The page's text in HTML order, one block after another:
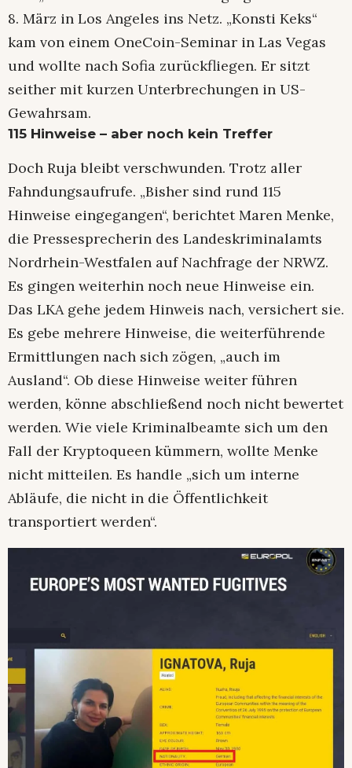
8. März in Los Angeles ins Netz. „Konsti Keks“
kam von einem OneCoin-Seminar in Las Vegas
und wollte nach Sofia zurückfliegen. Er sitzt
seither mit kurzen Unterbrechungen in US-
Gewahrsam.
115 Hinweise – aber noch kein Treffer
Doch Ruja bleibt verschwunden. Trotz aller
Fahndungsaufrufe. „Bisher sind rund 115
Hinweise eingegangen“, berichtet Maren Menke,
die Pressesprecherin des Landeskriminalamts
Nordrhein-Westfalen auf Nachfrage der NRWZ.
Es gingen weiterhin noch neue Hinweise ein.
Das LKA gehe jedem Hinweis nach, versichert sie.
Es gebe mehrere Hinweise, die weiterführende
Ermittlungen nach sich zögen, „auch im
Ausland“. Ob diese Hinweise weiter führen
werden, könne abschließend noch nicht bewertet
werden. Wie viele Kriminalbeamte sich um den
Fall der Kryptoqueen kümmern, wollte Menke
nicht mitteilen. Es handle „sich um interne
Abläufe, die nicht in die Öffentlichkeit
transportiert werden“.